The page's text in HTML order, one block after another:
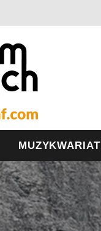
MUZYKWARIAT